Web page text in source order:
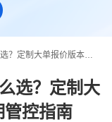
报价版本与生产排期管控指南
选？定制大
管控指南